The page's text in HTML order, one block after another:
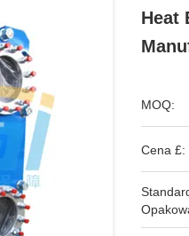
Heat
MOQ:
Cena £: